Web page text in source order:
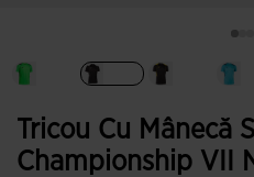
Tricou Cu Mânecă
Championship VII